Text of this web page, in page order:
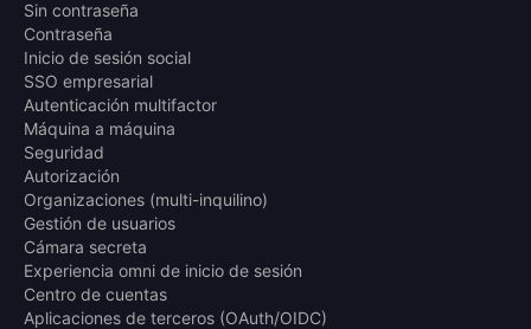
Sin contraseña
Contraseña
Inicio de sesión social
SSO empresarial
Autenticación multifactor
Máquina a máquina
Seguridad
Autorización
Organizaciones (multi-inquilino)
Gestión de usuarios
Cámara secreta
Experiencia omni de inicio de sesión
Centro de cuentas
Aplicaciones de terceros (OAuth/OIDC)